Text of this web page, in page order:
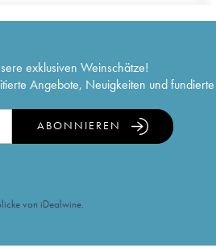
exklusiven Weinschätze!
Angebote, Neuigkeiten und
ABONNIEREN
von iDealwine.